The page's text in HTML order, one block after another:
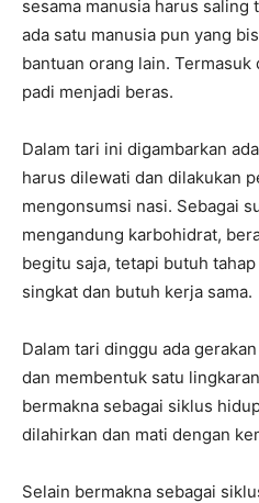
sesama manusia harus
ada satu manusia pun yang
bantuan orang lain.
padi menjadi beras.
Dalam tari ini digambarkan
harus dilewati dan dilakukan
mengonsumsi nasi. Sebagai
mengandung karbohidrat,
begitu saja, tetapi butuh
singkat dan butuh kerja sama.
Dalam tari dinggu ada
dan membentuk satu
bermakna sebagai siklus
dilahirkan dan mati dengan
Selain bermakna sebagai